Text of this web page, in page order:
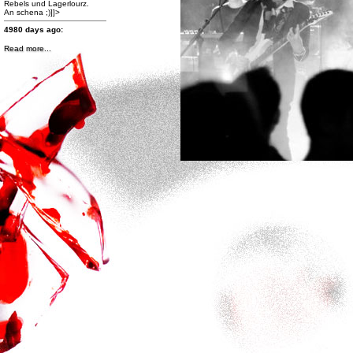
Rebels und Lagerlourz.
An schena ;)]]>
4980 days ago:
http://www.facebook.com/photo.php?
fbid=470360529667508&set=a.470360309667530.99259.167251836645047&type=1&theater
Band des Jahres 2012
Klick bei Galaxy Rainbow
auf "GefÃ¤llt mir!" und
gewinne Preise im Wert von
fast 500 Euro!
Hier abstimmen Ã¼ber die
Band des Jahres 2012 und
Preise im Wert von fast 500
Euro gewinnen! Und nicht
vergessen: auch GALAXY
RAINBOW liken!!!]]>
4993 days ago:
http://www.facebook.com/events/400410023361129/
Read more...